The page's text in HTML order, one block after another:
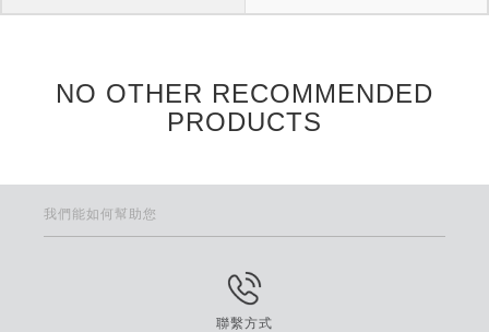
NO OTHER RECOMMENDED
PRODUCTS
我們能如何幫助您
聯繫方式